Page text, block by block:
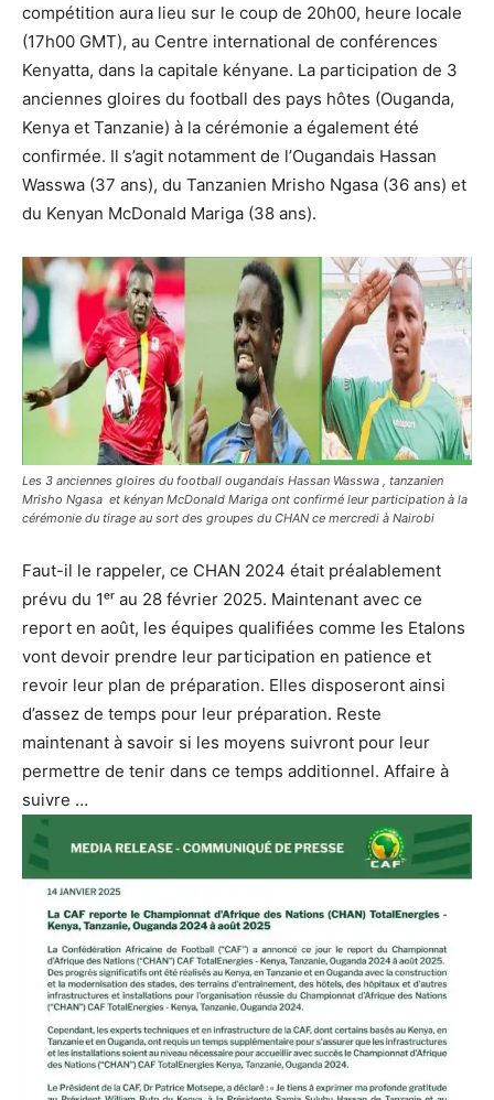
compétition aura lieu sur le coup de 20h00, heure locale
(17h00 GMT), au Centre international de conférences
Kenyatta, dans la capitale kényane. La participation de 3
anciennes gloires du football des pays hôtes (Ouganda,
Kenya et Tanzanie) à la cérémonie a également été
confirmée. Il s’agit notamment de l’Ougandais Hassan
Wasswa (37 ans), du Tanzanien Mrisho Ngasa (36 ans) et
du Kenyan McDonald Mariga (38 ans).
Les 3 anciennes gloires du football ougandais Hassan Wasswa , tanzanien
Mrisho Ngasa et kényan McDonald Mariga ont confirmé leur participation à la
cérémonie du tirage au sort des groupes du CHAN ce mercredi à Nairobi
Faut-il le rappeler, ce CHAN 2024 était préalablement
prévu du 1ᵉʳ au 28 février 2025. Maintenant avec ce
report en août, les équipes qualifiées comme les Etalons
vont devoir prendre leur participation en patience et
revoir leur plan de préparation. Elles disposeront ainsi
d’assez de temps pour leur préparation. Reste
maintenant à savoir si les moyens suivront pour leur
permettre de tenir dans ce temps additionnel. Affaire à
suivre …